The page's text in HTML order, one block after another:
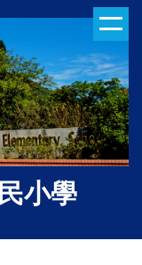
小學